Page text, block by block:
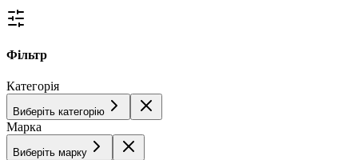
Фільтр
Категорія
Виберіть категорію
Марка
Виберіть марку